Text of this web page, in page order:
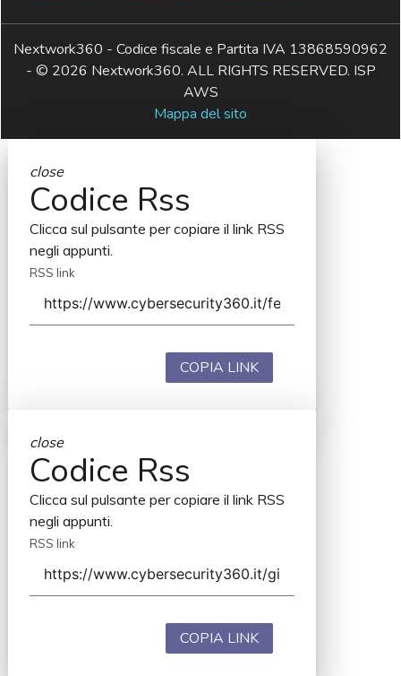
Nextwork360 - Codice fiscale e Partita IVA 13868590962
- © 2026 Nextwork360. ALL RIGHTS RESERVED. ISP
AWS
Mappa del sito
close
Codice Rss
Clicca sul pulsante per copiare il link RSS
negli appunti.
RSS link
COPIA LINK
close
Codice Rss
Clicca sul pulsante per copiare il link RSS
negli appunti.
RSS link
COPIA LINK